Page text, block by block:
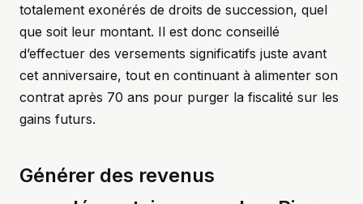
totalement exonérés de droits de succession, quel
que soit leur montant. Il est donc conseillé
d’effectuer des versements significatifs juste avant
cet anniversaire, tout en continuant à alimenter son
contrat après 70 ans pour purger la fiscalité sur les
gains futurs.
Générer des revenus